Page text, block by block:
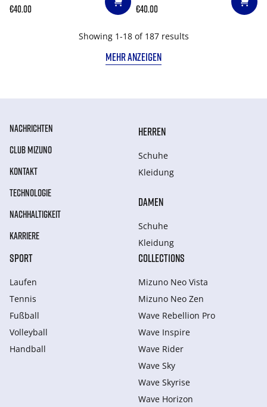
€40.00 €40.00
Showing 1-18 of 187 results
MEHR ANZEIGEN
NACHRICHTEN
CLUB MIZUNO
KONTAKT
TECHNOLOGIE
NACHHALTIGKEIT
KARRIERE
HERREN
Schuhe
Kleidung
DAMEN
Schuhe
Kleidung
SPORT
Laufen
Tennis
Fußball
Volleyball
Handball
COLLECTIONS
Mizuno Neo Vista
Mizuno Neo Zen
Wave Rebellion Pro
Wave Inspire
Wave Rider
Wave Sky
Wave Skyrise
Wave Horizon